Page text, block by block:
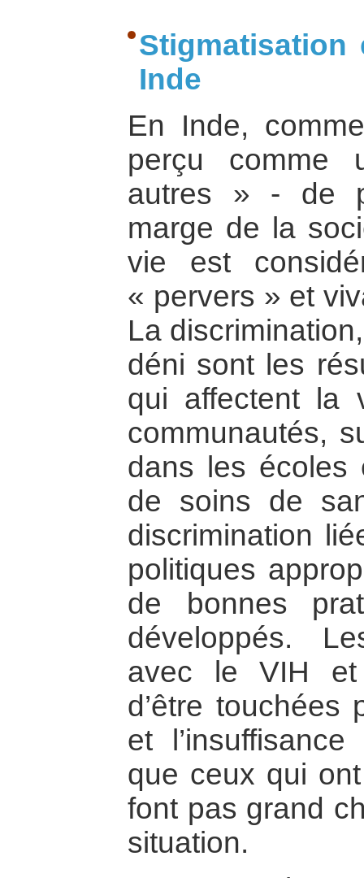
Stigmatisation
Inde
En Inde,
perçu comme
autres » - de
marge de la
vie est
« pervers » et
La
déni sont les
qui affectent la
communautés,
dans les écoles
de soins de
discrimination
politiques
de bonnes
développés.
avec le VIH et
d’être touchées
et
que ceux qui
font pas grand
situation.